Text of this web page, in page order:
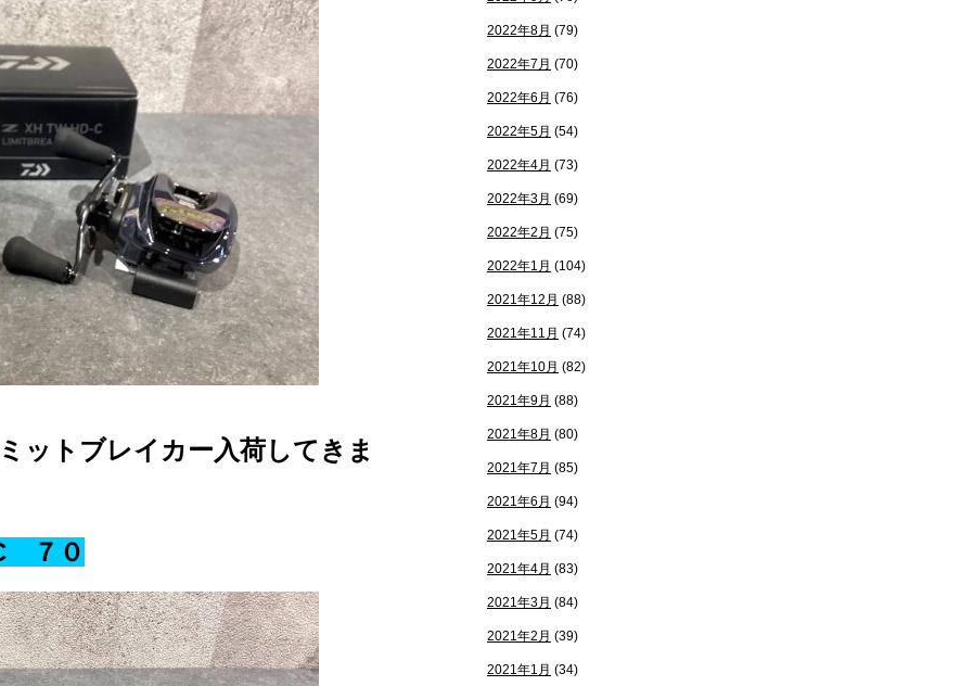
ットブレイカー入荷してきま
７０
2022年8月 (79)
2022年7月 (70)
2022年6月 (76)
2022年5月 (54)
2022年4月 (73)
2022年3月 (69)
2022年2月 (75)
2022年1月 (104)
2021年12月 (88)
2021年11月 (74)
2021年10月 (82)
2021年9月 (88)
2021年8月 (80)
2021年7月 (85)
2021年6月 (94)
2021年5月 (74)
2021年4月 (83)
2021年3月 (84)
2021年2月 (39)
2021年1月 (34)